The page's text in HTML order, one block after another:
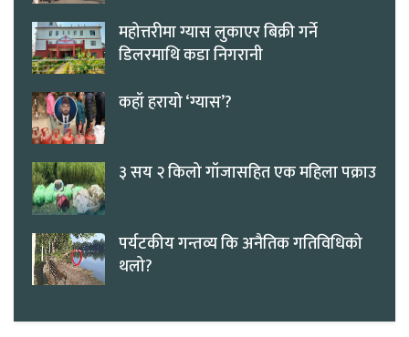
महोत्तरीमा ग्यास लुकाएर बिक्री गर्ने
डिलरमाथि कडा निगरानी
कहाँ हरायो ‘ग्यास’?
३ सय २ किलो गाँजासहित एक महिला पक्राउ
पर्यटकीय गन्तव्य कि अनैतिक गतिविधिको
थलो?